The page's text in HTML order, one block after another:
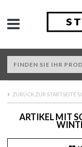
ZURÜCK ZUR STARTSEITE
ARTIKEL MIT